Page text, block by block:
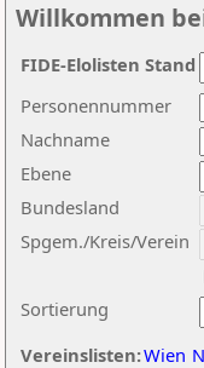
Willkommen
Nachname
Ebene
Sortierung
Personennummer
Bundesland
Spgem./Kreis/Verein
Vereinslisten:Wien
FIDE-Elolisten Stand